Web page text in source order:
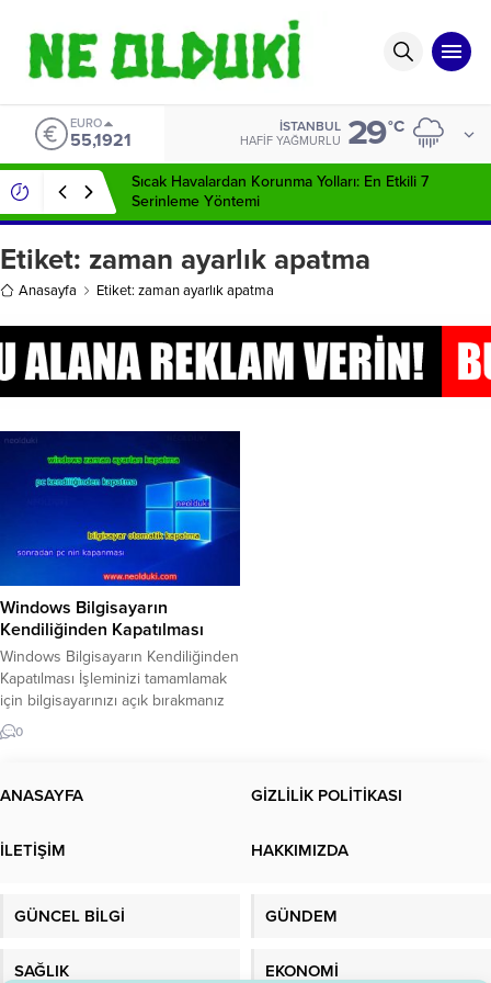
EURO
55,1921
İSTANBUL
HAFIF YAĞMURLU 29°C
Sıcak Havalardan Korunma Yolları: En Etkili 7
Serinleme Yöntemi
Etiket: zaman ayarlık apatma
Anasayfa Etiket: zaman ayarlık apatma
Windows Bilgisayarın
Kendiliğinden Kapatılması
Windows Bilgisayarın Kendiliğinden
Kapatılması İşleminizi tamamlamak
için bilgisayarınızı açık bırakmanız
gerekebilir. Windows 10
bilgisayarınızın planlı kapatılması
çözebilir. Birçok neden
veya bir işlemi tamamlamak için
oyun veya dosya indirmek isteyen
başladıktan...
0
ANASAYFA GİZLİLİK POLİTİKASI
İLETİŞİM HAKKIMIZDA
GÜNCEL BİLGİ GÜNDEM
SAĞLIK EKONOMİ